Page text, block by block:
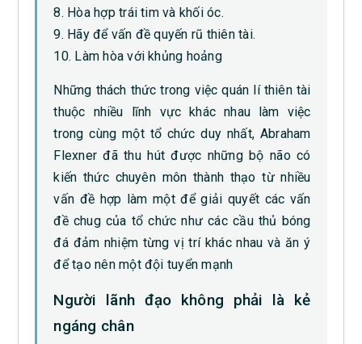
8. Hòa hợp trái tim và khối óc.
9. Hãy để vấn đề quyến rũ thiên tài.
10. Làm hòa với khủng hoảng
Những thách thức trong việc quán lí thiên tài
thuộc nhiều lĩnh vực khác nhau làm việc
trong cùng một tổ chức duy nhất, Abraham
Flexner đã thu hút được những bộ não có
kiến thức chuyên môn thành thạo từ nhiều
vấn đề hợp làm một để giải quyết các vấn
đề chug của tổ chức như các cầu thủ bóng
đá đảm nhiệm từng vị trí khác nhau và ăn ý
để tạo nên một đội tuyển mạnh
Người lãnh đạo không phải là kẻ
ngáng chân